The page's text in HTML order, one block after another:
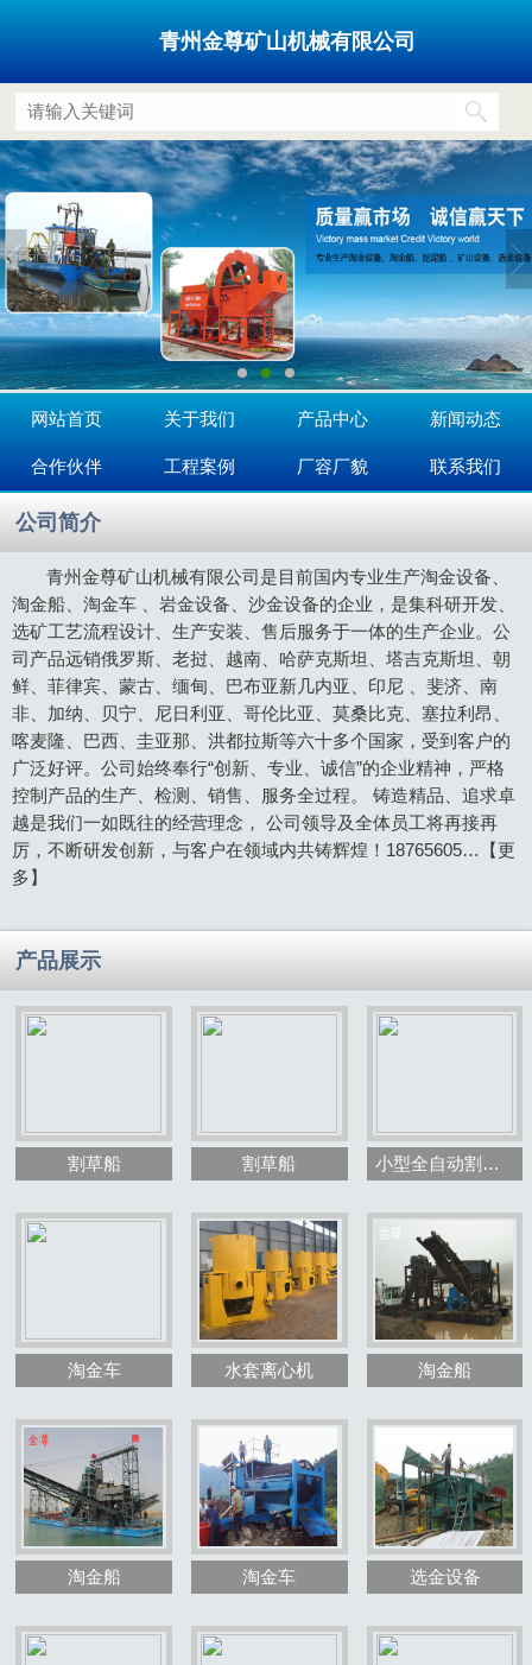
青州金尊矿山机械有限公司
1 2 3
网站首页 关于我们 产品中心 新闻动态
合作伙伴 工程案例 厂容厂貌 联系我们
公司简介
青州金尊矿山机械有限公司是目前国内专业生产淘金设备、
淘金船、淘金车 、岩金设备、沙金设备的企业，是集科研开发、
选矿工艺流程设计、生产安装、售后服务于一体的生产企业。公
司产品远销俄罗斯、老挝、越南、哈萨克斯坦、塔吉克斯坦、朝
鲜、菲律宾、蒙古、缅甸、巴布亚新几内亚、印尼 、斐济、南
非、加纳、贝宁、尼日利亚、哥伦比亚、莫桑比克、塞拉利昂、
喀麦隆、巴西、圭亚那、洪都拉斯等六十多个国家，受到客户的
广泛好评。公司始终奉行“创新、专业、诚信”的企业精神，严格
控制产品的生产、检测、销售、服务全过程。 铸造精品、追求卓
越是我们一如既往的经营理念， 公司领导及全体员工将再接再
厉，不断研发创新，与客户在领域内共铸辉煌！18765605…
【更
多】
产品展示
割草船 割草船 小型全自动割草船
淘金车 水套离心机 淘金船
淘金船 淘金车 选金设备